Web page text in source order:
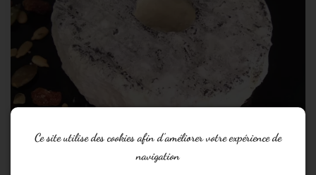
Ce site utilise des cookies afin d’améliorer votre expérience de
navigation